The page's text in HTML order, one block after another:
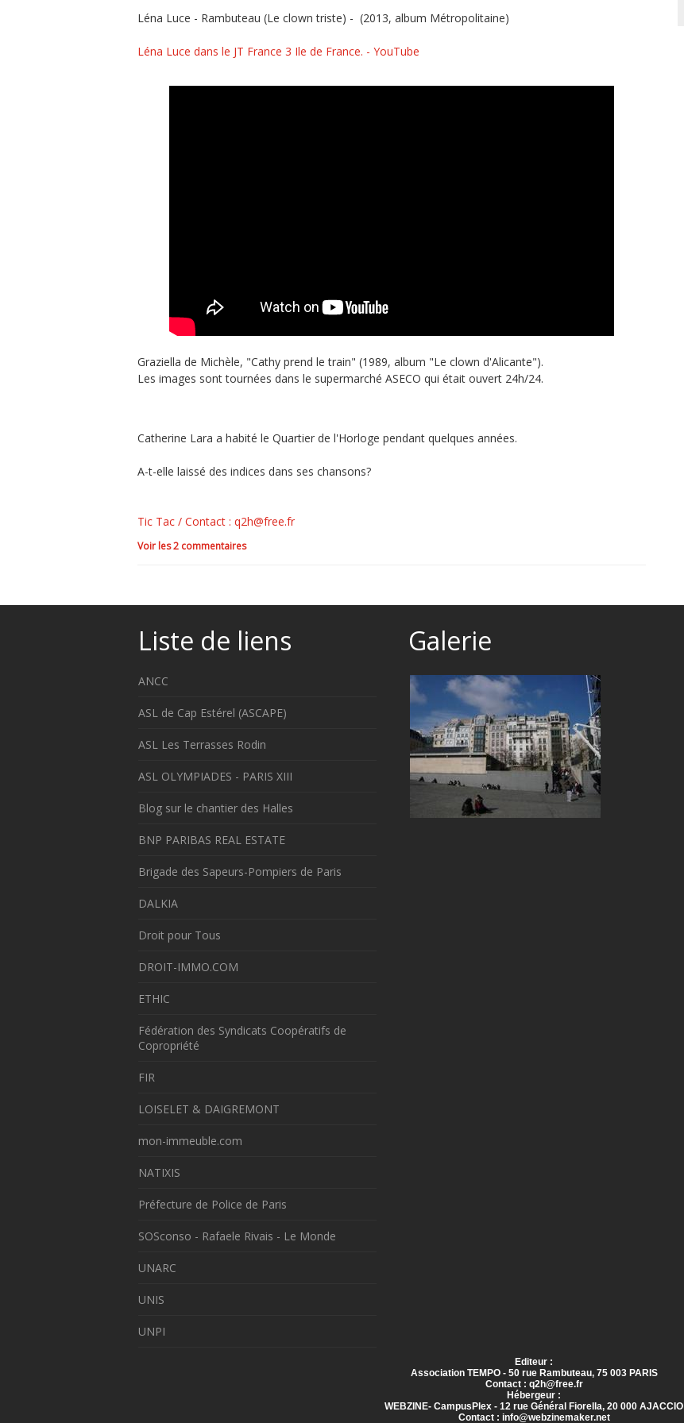
Léna Luce - Rambuteau (Le clown triste) - (2013, album Métropolitaine)
Léna Luce dans le JT France 3 Ile de France. - YouTube
Graziella de Michèle, "Cathy prend le train" (1989, album "Le clown d'Alicante").
​Les images sont tournées dans le supermarché ASECO qui était ouvert 24h/24.
Catherine Lara a habité le Quartier de l'Horloge pendant quelques années.
A-t-elle laissé des indices dans ses chansons?
Tic Tac / Contact : q2h@free.fr
Voir les2 commentaires
Liste de liens
ANCC
ASL de Cap Estérel (ASCAPE)
ASL Les Terrasses Rodin
ASL OLYMPIADES - PARIS XIII
Blog sur le chantier des Halles
BNP PARIBAS REAL ESTATE
Brigade des Sapeurs-Pompiers de Paris
DALKIA
Droit pour Tous
DROIT-IMMO.COM
ETHIC
Fédération des Syndicats Coopératifs de
Copropriété
FIR
LOISELET & DAIGREMONT
mon-immeuble.com
NATIXIS
Préfecture de Police de Paris
SOSconso - Rafaele Rivais - Le Monde
UNARC
UNIS
UNPI
Galerie
Editeur :
Association TEMPO - 50 rue Rambuteau, 75 003 PARIS
Contact : q2h@free.fr
Hébergeur :
WEBZINE- CampusPlex - 12 rue Général Fiorella, 20 000 AJACCIO
Contact : info@webzinemaker.net